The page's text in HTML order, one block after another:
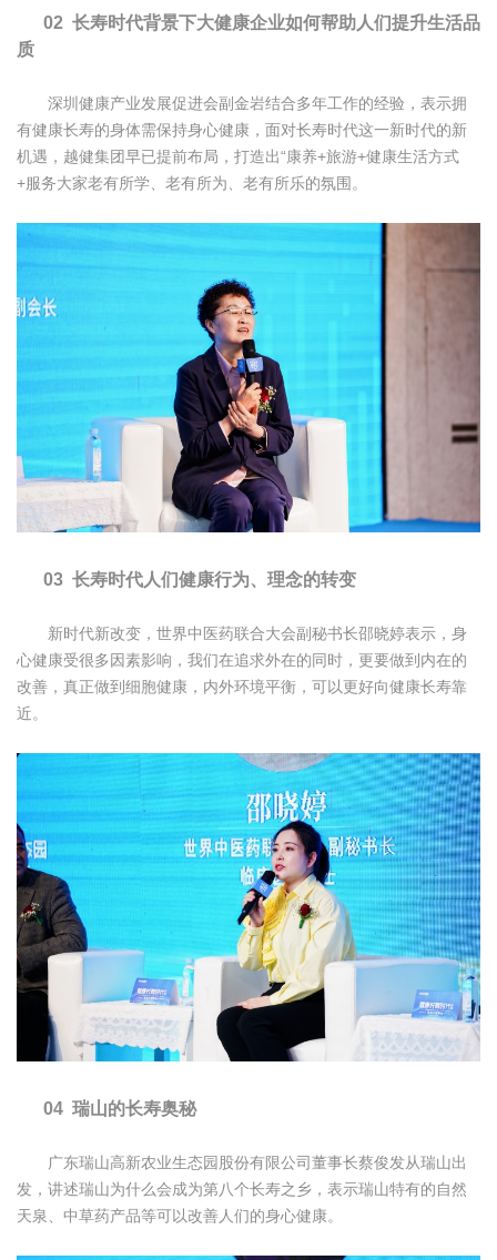
02 长寿时代背景下大健康企业如何帮助人们提升生活品
质
深圳健康产业发展促进会副金岩结合多年工作的经验，表示拥
有健康长寿的身体需保持身心健康，面对长寿时代这一新时代的新
机遇，越健集团早已提前布局，打造出“康养+旅游+健康生活方式
+服务大家老有所学、老有所为、老有所乐的氛围。
03 长寿时代人们健康行为、理念的转变
新时代新改变，世界中医药联合大会副秘书长邵晓婷表示，身
心健康受很多因素影响，我们在追求外在的同时，更要做到内在的
改善，真正做到细胞健康，内外环境平衡，可以更好向健康长寿靠
近。
04 瑞山的长寿奥秘
广东瑞山高新农业生态园股份有限公司董事长蔡俊发从瑞山出
发，讲述瑞山为什么会成为第八个长寿之乡，表示瑞山特有的自然
天泉、中草药产品等可以改善人们的身心健康。